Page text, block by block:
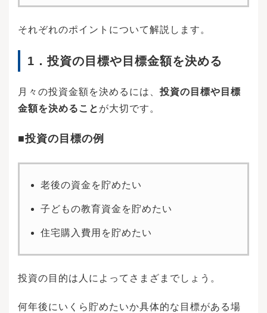
それぞれのポイントについて解説します。
1． 投資の目標や目標金額を決める
月々の投資金額を決めるには、 投資の目標や目標
金額を決めること が大切です。
■投資の目標の例
老後の資金を貯めたい
子どもの教育資金を貯めたい
住宅購入費用を貯めたい
投資の目的は人によってさまざまでしょう。
何年後にいくら貯めたいか具体的な目標がある場